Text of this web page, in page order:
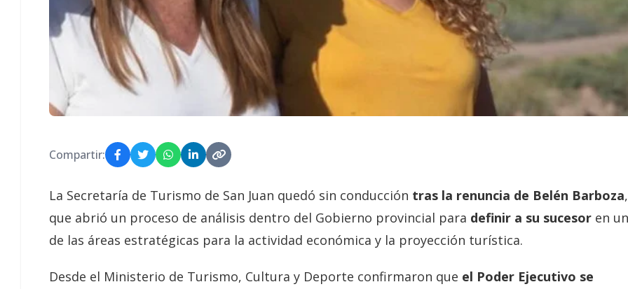
Compartir:
La Secretaría de Turismo de San Juan quedó sin conducción tras la renuncia de Belén Barboza
que abrió un proceso de análisis dentro del Gobierno provincial para definir a su sucesor en
de las áreas estratégicas para la actividad económica y la proyección turística.
Desde el Ministerio de Turismo, Cultura y Deporte confirmaron que el Poder Ejecutivo se